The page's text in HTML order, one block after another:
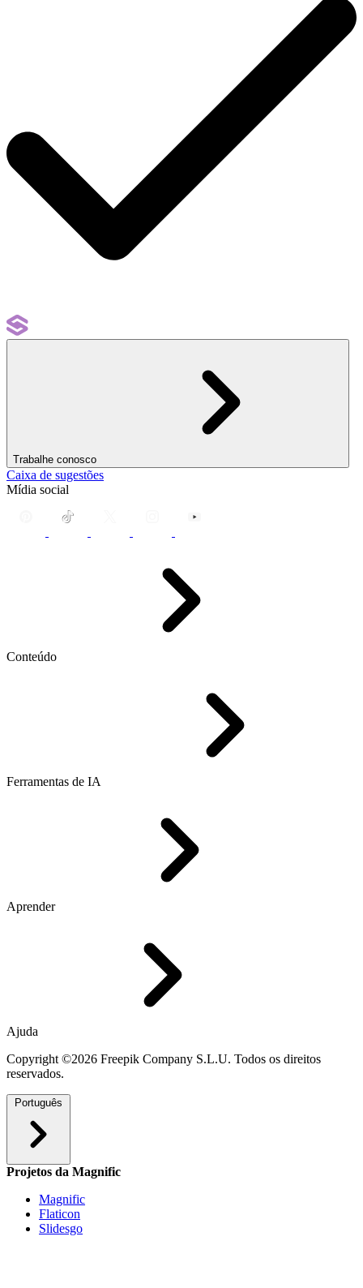
Trabalhe conosco
Caixa de sugestões
Mídia social
Conteúdo
Ferramentas de IA
Aprender
Ajuda
Copyright ©2026 Freepik Company S.L.U. Todos os direitos
reservados.
Português
Projetos da Magnific
Magnific
Flaticon
Slidesgo